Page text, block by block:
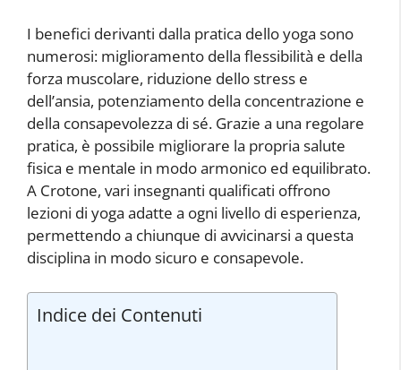
I benefici derivanti dalla pratica dello yoga sono
numerosi: miglioramento della flessibilità e della
forza muscolare, riduzione dello stress e
dell’ansia, potenziamento della concentrazione e
della consapevolezza di sé. Grazie a una regolare
pratica, è possibile migliorare la propria salute
fisica e mentale in modo armonico ed equilibrato.
A Crotone, vari insegnanti qualificati offrono
lezioni di yoga adatte a ogni livello di esperienza,
permettendo a chiunque di avvicinarsi a questa
disciplina in modo sicuro e consapevole.
Indice dei Contenuti